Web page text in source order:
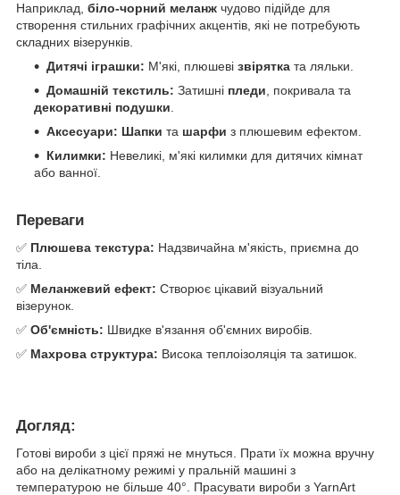
Наприклад, біло-чорний меланж чудово підійде для
створення стильних графічних акцентів, які не потребують
складних візерунків.
Дитячі іграшки: М'які, плюшеві звірятка та ляльки.
Домашній текстиль: Затишні пледи , покривала та
декоративні подушки
Аксесуари: Шапки та шарфи з плюшевим ефектом.
Килимки: Невеликі, м'які килимки для дитячих кімнат
або ванної.
Переваги
✅ Плюшева текстура: Надзвичайна м'якість, приємна до
тіла.
✅ Меланжевий ефект: Створює цікавий візуальний
візерунок.
✅ Об'ємність: Швидке в'язання об'ємних виробів.
✅ Махрова структура: Висока теплоізоляція та затишок.
Догляд:
Готові вироби з цієї пряжі не мнуться. Прати їх можна вручну
або на делікатному режимі у пральній машині з
температурою не більше 40°. Прасувати вироби з YarnArt